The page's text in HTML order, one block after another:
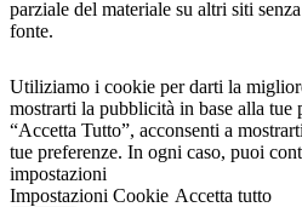
parziale del materiale su altri siti
fonte.
Utiliziamo i cookie per darti la
mostrarti la pubblicità in base alla tue
“Accetta Tutto”, acconsenti a
tue preferenze. In ogni caso, puoi
impostazioni
Impostazioni Cookie Accetta tutto